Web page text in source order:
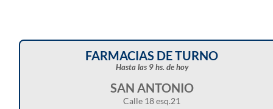
FARMACIAS DE TURNO
Hasta las 9 hs. de hoy
SAN ANTONIO
Calle 18 esq.21